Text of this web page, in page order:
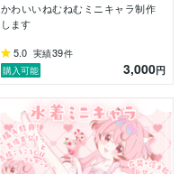
かわいいねむねむミニキャラ制作
します
5.0 実績39件
購入可能
3,000円